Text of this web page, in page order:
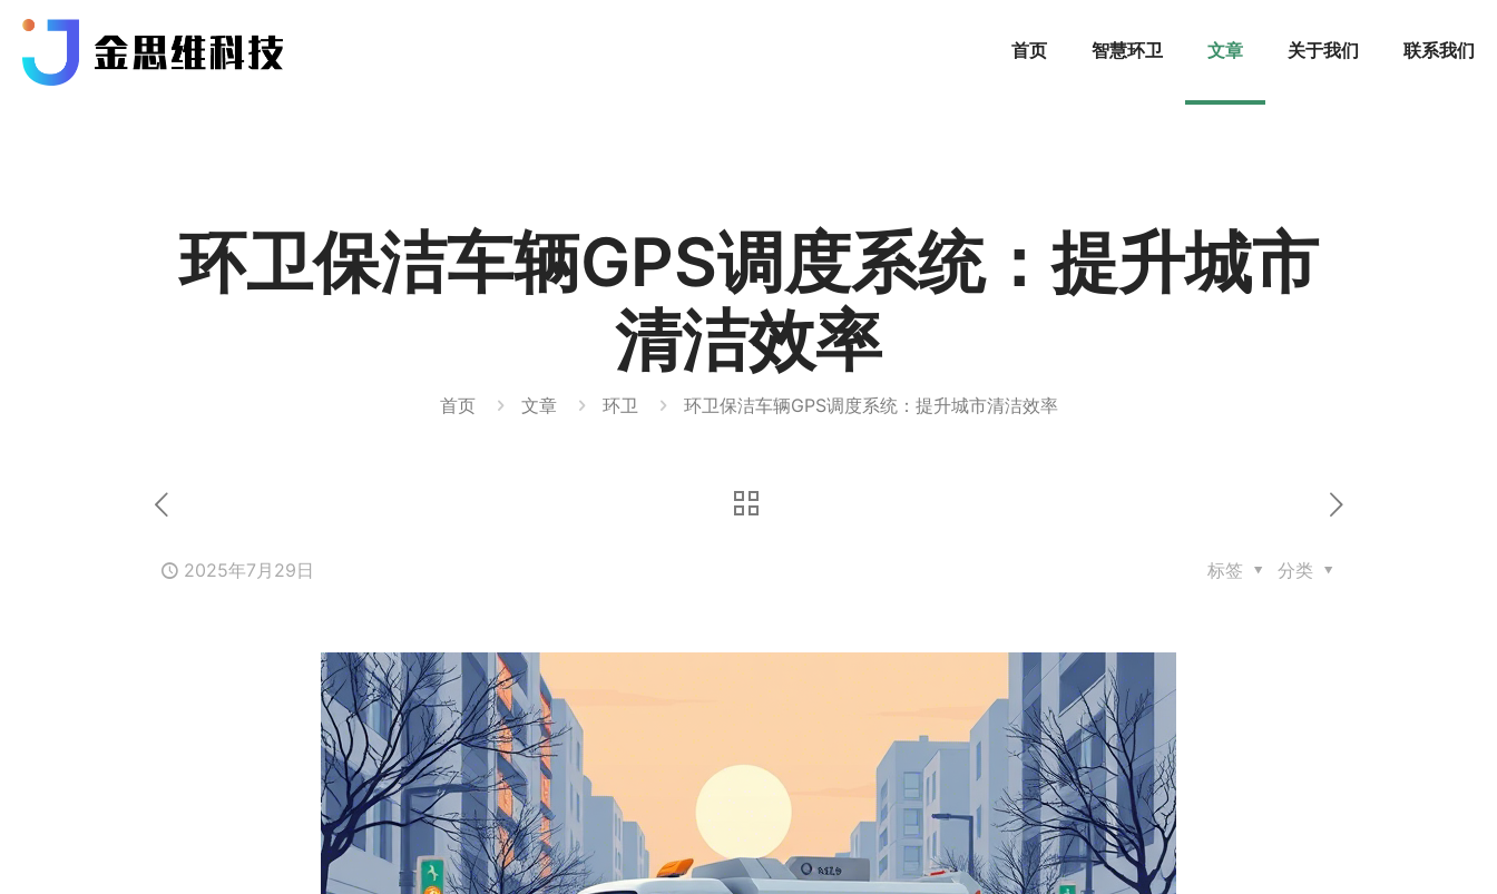
首页 智慧环卫 文章 关于我们 联系我们
环卫保洁车辆GPS调度系统：提升城市
清洁效率
首页 文章 环卫 环卫保洁车辆GPS调度系统：提升城市清洁效率
2025年7月29日 分类
标签